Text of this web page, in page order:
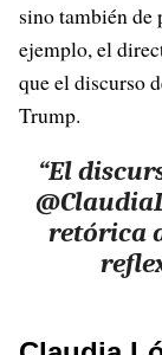
sino también de
ejemplo, el
que el discurso
Trump.
“El
retórica